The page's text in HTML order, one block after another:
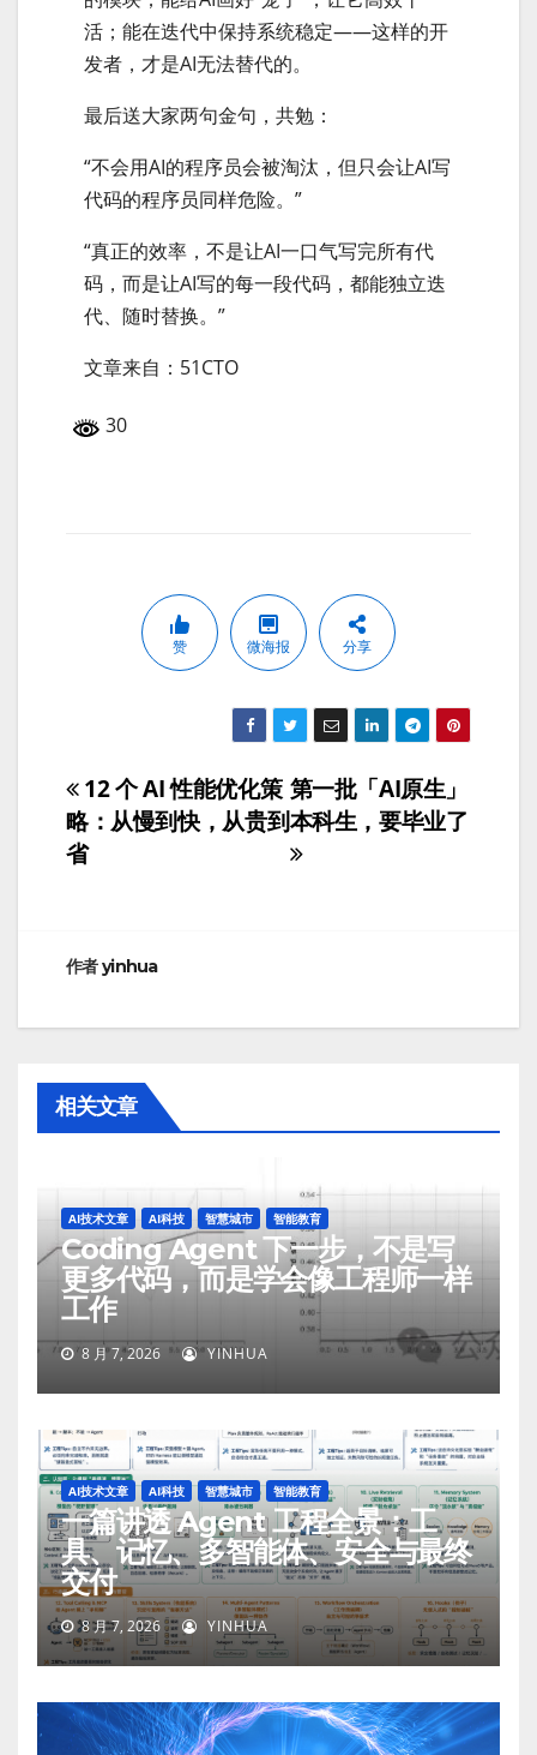
活；能在迭代中保持系统稳定——这样的开
发者，才是AI无法替代的。
最后送大家两句金句，共勉：
“不会用AI的程序员会被淘汰，但只会让AI写
代码的程序员同样危险。”
“真正的效率，不是让AI一口气写完所有代
码，而是让AI写的每一段代码，都能独立迭
代、随时替换。”
文章来自：51CTO
30
赞 微海报 分享
文
章
航
第一批「AI原生」
本科生，要毕业了
12 个 AI 性能优化策
略：从慢到快，从贵到
省
作者yinhua
相关文章
AI技术文章 AI科技 智慧城市 智能教育
Coding Agent 下一步，不是写
更多代码，而是学会像工程师一样
工作
8 月 7, 2026 YINHUA
AI技术文章 AI科技 智慧城市 智能教育
一篇讲透 Agent 工程全景：工
具、记忆、多智能体、安全与最终
交付
8 月 7, 2026 YINHUA